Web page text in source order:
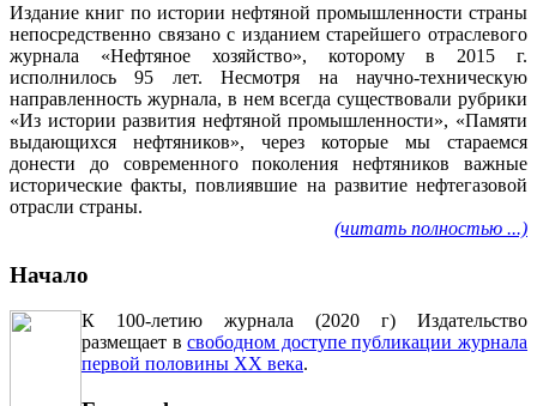
Издание книг по истории нефтяной промышленности страны
непосредственно связано с изданием старейшего отраслевого
журнала «Нефтяное хозяйство», которому в 2015 г.
исполнилось 95 лет. Несмотря на научно-техническую
направленность журнала, в нем всегда существовали рубрики
«Из истории развития нефтяной промышленности», «Памяти
выдающихся нефтяников», через которые мы стараемся
донести до современного поколения нефтяников важные
исторические факты, повлиявшие на развитие нефтегазовой
отрасли страны.
(читать полностью ...)
Начало
К 100-летию журнала (2020 г) Издательство
размещает всвободном доступе публикации журнала
первой половины ХХ века.